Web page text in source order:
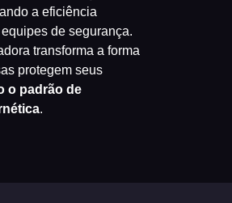
a eficiência
de segurança.
transforma a forma
protegem seus
o padrão de
.